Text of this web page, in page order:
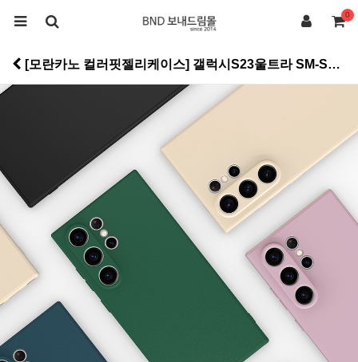
0
[모란카노 컬러핏젤리케이스] 갤럭시S23울트라 SM-S918N > 컬러소프트